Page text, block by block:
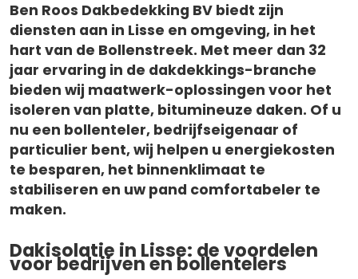
Ben Roos Dakbedekking BV biedt zijn
diensten aan in Lisse en omgeving, in het
hart van de Bollenstreek. Met meer dan 32
jaar ervaring in de dakdekkings-branche
bieden wij maatwerk-oplossingen voor het
isoleren van platte, bitumineuze daken. Of u
nu een bollenteler, bedrijfseigenaar of
particulier bent, wij helpen u energiekosten
te besparen, het binnenklimaat te
stabiliseren en uw pand comfortabeler te
maken.
Dakisolatie in Lisse: de voordelen
voor bedrijven en bollentelers